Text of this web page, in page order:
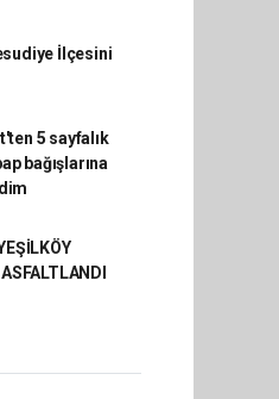
İlçesini
5 sayfalık
bağışlarına